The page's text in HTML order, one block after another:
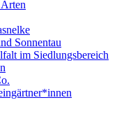
Sonnentau
im Siedlungsbereich